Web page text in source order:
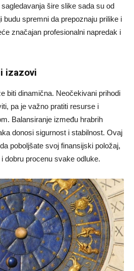
šire slike sada su od
budu spremni da prepoznaju prilike i
značajan profesionalni napredak i
izazovi
biti dinamična. Neočekivani prihodi
pa je važno pratiti resurse i
Balansiranje između hrabrih
donosi sigurnost i stabilnost. Ovaj
poboljšate svoj finansijski položaj,
dobru procenu svake odluke.